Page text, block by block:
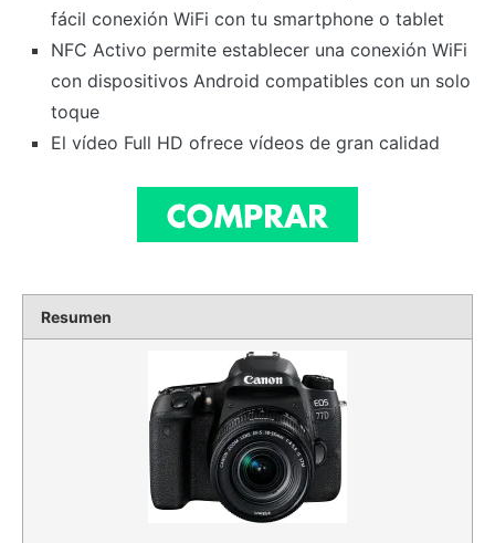
fácil conexión WiFi con tu smartphone o tablet
NFC Activo permite establecer una conexión WiFi
con dispositivos Android compatibles con un solo
toque
El vídeo Full HD ofrece vídeos de gran calidad
Resumen